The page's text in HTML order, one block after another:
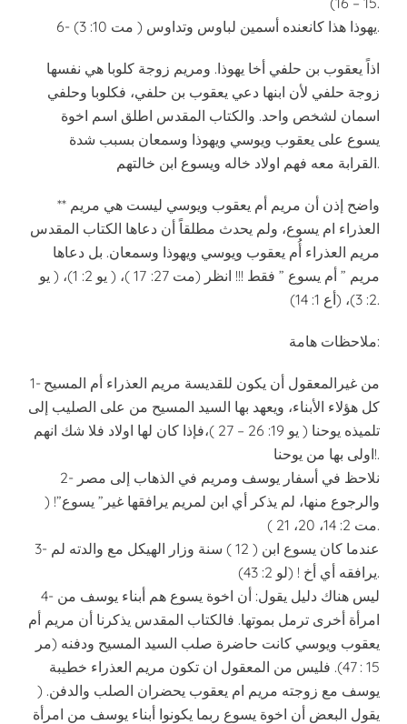
6- يهوذا هذا كانعنده أسمين لباوس وتداوس ( مت 10: 3).
اذاً يعقوب بن حلفي أخا يهوذا. ومريم زوجة كلوبا هي نفسها
زوجة حلفي لأن ابنها دعي يعقوب بن حلفي، فكلوبا وحلفي
اسمان لشخص واحد. والكتاب المقدس اطلق اسم اخوة
يسوع على يعقوب ويوسي ويهوذا وسمعان بسبب شدة
القرابة معه فهم اولاد خاله ويسوع ابن خالتهم.
** واضح إذن أن مريم أم يعقوب ويوسي ليست هي مريم
العذراء ام يسوع، ولم يحدث مطلقاً أن دعاها الكتاب المقدس
مريم العذراء أُم يعقوب ويوسي ويهوذا وسمعان. بل دعاها
مريم ” أم يسوع ” فقط !!! انظر (مت 27: 17 )، ( يو 2: 1)، ( يو
2: 3)، (أع 1: 14).
ملاحظات هامة:
1- من غيرالمعقول أن يكون للقديسة مريم العذراء أم المسيح
كل هؤلاء الأبناء، ويعهد بها السيد المسيح من على الصليب إلى
تلميذه يوحنا ( يو 19: 26 – 27 )،فإذا كان لها اولاد فلا شك انهم
اولى بها من يوحنا!.
2- نلاحظ في أسفار يوسف ومريم في الذهاب إلى مصر
والرجوع منها، لم يذكر أي ابن لمريم يرافقها غير” يسوع”! (
مت 2: 14، 20، 21 ).
3- عندما كان يسوع ابن ( 12 ) سنة وزار الهيكل مع والدته لم
يرافقه أي أخ ! (لو 2: 43).
4- ليس هناك دليل يقول: أن اخوة يسوع هم أبناء يوسف من
امرأة أخرى ترمل بموتها. فالكتاب المقدس يذكرنا أن مريم أم
يعقوب ويوسي كانت حاضرة صلب السيد المسيح ودفنه (مر
15 : 47). فليس من المعقول ان تكون مريم العذراء خطيبة
يوسف مع زوجته مريم ام يعقوب يحضران الصلب والدفن. (
يقول البعض أن اخوة يسوع ربما يكونوا أبناء يوسف من امرأة